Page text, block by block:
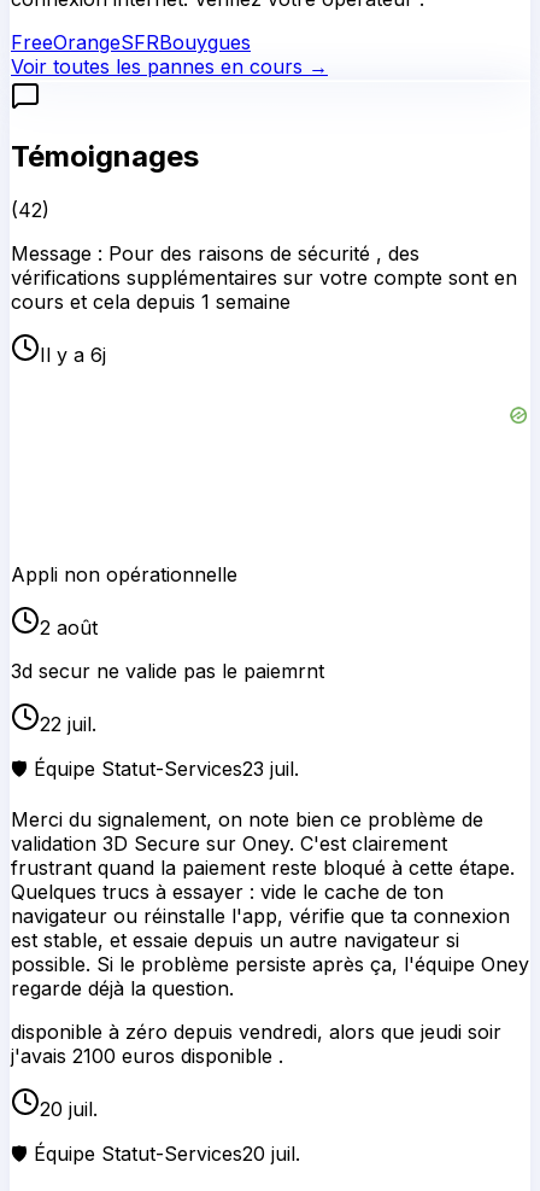
FreeOrangeSFRBouygues
Voir toutes les pannes en cours →
Témoignages
(42)
Message : Pour des raisons de sécurité , des
vérifications supplémentaires sur votre compte sont en
cours et cela depuis 1 semaine
Il y a 6j
Appli non opérationnelle
2 août
3d secur ne valide pas le paiemrnt
22 juil.
🛡️ Équipe Statut-Services23 juil.
Merci du signalement, on note bien ce problème de
validation 3D Secure sur Oney. C'est clairement
frustrant quand la paiement reste bloqué à cette étape.
Quelques trucs à essayer : vide le cache de ton
navigateur ou réinstalle l'app, vérifie que ta connexion
est stable, et essaie depuis un autre navigateur si
possible. Si le problème persiste après ça, l'équipe Oney
regarde déjà la question.
disponible à zéro depuis vendredi, alors que jeudi soir
j'avais 2100 euros disponible .
20 juil.
🛡️ Équipe Statut-Services20 juil.